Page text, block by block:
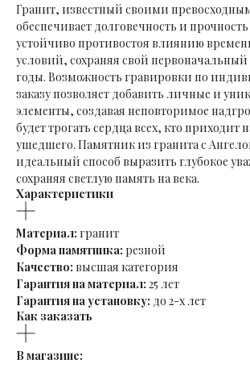
Гранит, известный своими
обеспечивает долговечность и
устойчиво противостоя влиянию
условий, сохраняя свой
годы. Возможность гравировки по
заказу позволяет добавить личные и
элементы, создавая неповторимое
будет трогать сердца всех, кто приходит
ушедшего. Памятник из гранита с
идеальный способ выразить глубокое
сохраняя светлую память на века.
Характеристики
Материал: гранит
Форма памятника: резной
Качество: высшая категория
Гарантия на материал: 25 лет
Гарантия на установку: до 2-х лет
Как заказать
В магазине: